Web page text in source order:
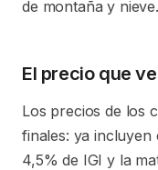
de montaña y nieve.
El precio que
Los precios de los
finales: ya incluyen
4,5% de IGI y la